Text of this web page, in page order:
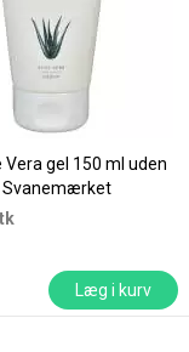
Vera gel 150 ml uden
Læg i kurv